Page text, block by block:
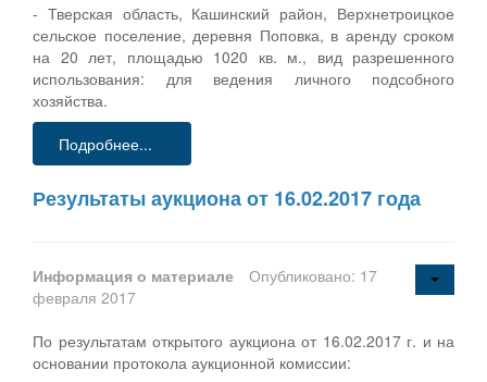
- Тверская область, Кашинский район, Верхнетроицкое
сельское поселение, деревня Поповка, в аренду сроком
на 20 лет, площадью 1020 кв. м., вид разрешенного
использования: для ведения личного подсобного
хозяйства.
Подробнее...
Результаты аукциона от 16.02.2017 года
Информация о материале
Опубликовано: 17
февраля 2017
По результатам открытого аукциона от 16.02.2017 г. и на
основании протокола аукционной комиссии: